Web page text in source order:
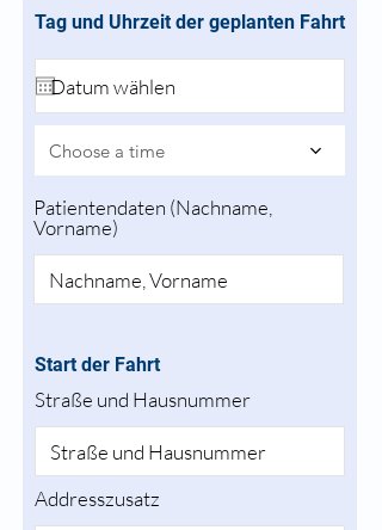
Tag und Uhrzeit der geplanten Fahrt
Choose a time
Patientendaten (Nachname,
Vorname)
Start der Fahrt
Straße und Hausnummer
Addresszusatz